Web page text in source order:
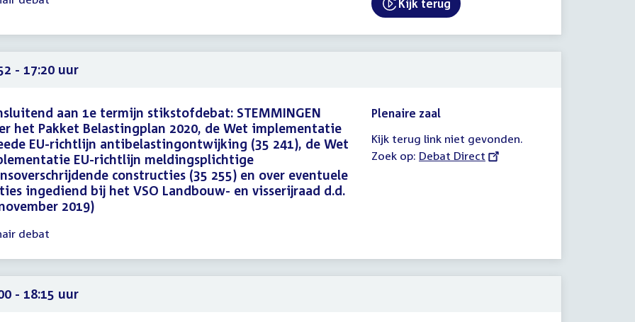
External link:
Kijk terug
- 17:20 uur
aan 1e termijn stikstofdebat: STEMMINGEN
het Pakket Belastingplan 2020, de Wet implementatie
EU-richtlijn antibelastingontwijking (35 241), de Wet
EU-richtlijn meldingsplichtige
constructies (35 255) en over eventuele
ingediend bij het VSO Landbouw- en visserijraad d.d.
2019)
debat
Plenaire zaal
Kijk terug link niet gevonden.
Zoek op: External
Debat Direct
- 18:15 uur